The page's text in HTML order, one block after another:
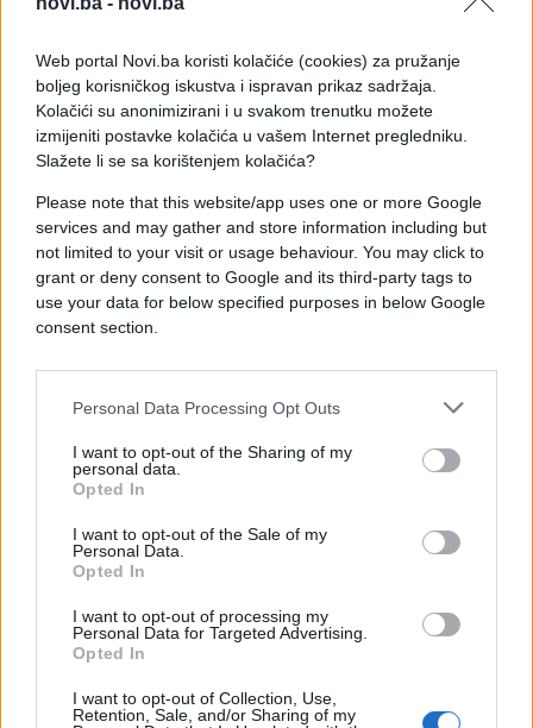
Web portal Novi.ba koristi kolačiće (cookies) za pružanje
boljeg korisničkog iskustva i ispravan prikaz sadržaja.
Kolačići su anonimizirani i u svakom trenutku možete
izmijeniti postavke kolačića u vašem Internet pregledniku.
Slažete li se sa korištenjem kolačića?
Please note that this website/app uses one or more Google
services and may gather and store information including but
not limited to your visit or usage behaviour. You may click to
grant or deny consent to Google and its third-party tags to
use your data for below specified purposes in below Google
consent section.
Personal Data Processing Opt Outs
I want to opt-out of the Sharing of my
personal data.
Opted In
I want to opt-out of the Sale of my
Personal Data.
Opted In
I want to opt-out of processing my
Personal Data for Targeted Advertising.
Opted In
I want to opt-out of Collection, Use,
Retention, Sale, and/or Sharing of my
Prepolovila plastični ofinger i olakšala sebi život:
Genijalnu caku koristićete i vi! (VIDEO)
Saznaj više
VIDEO
29.05.17. 09:30
napravila je čudesno (VIDEO)